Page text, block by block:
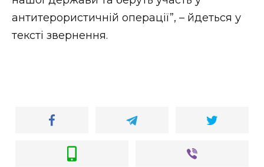
антитерористичній операції”, – йдеться у
тексті звернення.